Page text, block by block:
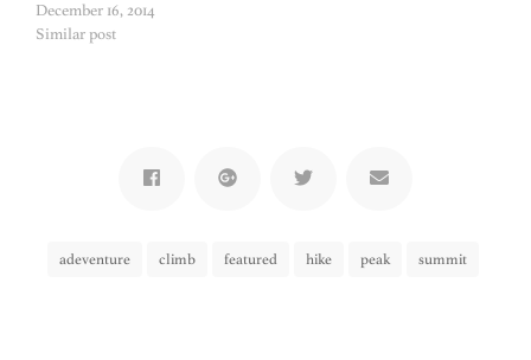
December 16, 2014
Similar post
adeventure climb featured hike peak summit